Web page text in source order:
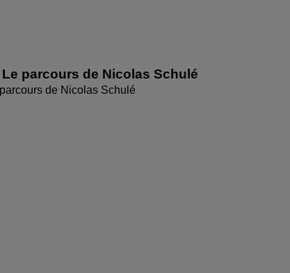
Le parcours de Nicolas Schulé
de Nicolas Schulé